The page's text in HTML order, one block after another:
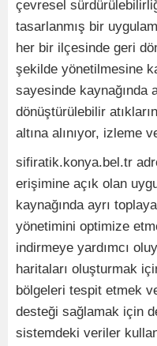
çevresel
tasarlanmış bir
her bir ilçesinde geri
şekilde yönetilmesine
sayesinde kaynağında
dönüştürülebilir
altına alınıyor, izleme
sifiratik.konya.bel.tr
erişimine açık olan
kaynağında ayrı
yönetimini optimize
indirmeye yardımcı
haritaları oluşturmak
bölgeleri tespit etmek
desteği sağlamak için
sistemdeki veriler